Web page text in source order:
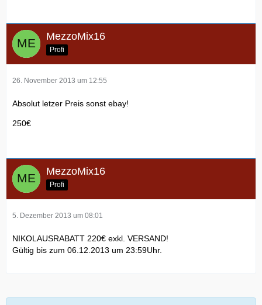
MezzoMix16
Profi
26. November 2013 um 12:55
Absolut letzer Preis sonst ebay!
250€
MezzoMix16
Profi
5. Dezember 2013 um 08:01
NIKOLAUSRABATT 220€ exkl. VERSAND!
Gültig bis zum 06.12.2013 um 23:59Uhr.